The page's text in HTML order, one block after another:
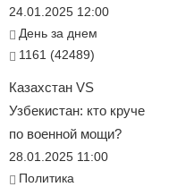
24.01.2025 12:00
День за днем
1161 (42489)
Казахстан VS
Узбекистан: кто круче
по военной мощи?
28.01.2025 11:00
Политика